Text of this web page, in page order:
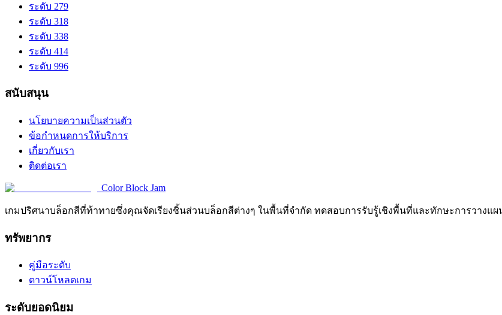
ระดับ 279
ระดับ 318
ระดับ 338
ระดับ 414
ระดับ 996
สนับสนุน
นโยบายความเป็นส่วนตัว
ข้อกำหนดการให้บริการ
เกี่ยวกับเรา
ติดต่อเรา
Color Block Jam
เกมปริศนาบล็อกสีที่ท้าทายซึ่งคุณจัดเรียงชิ้นส่วนบล็อกสีต่างๆ ในพื้นที่จำกัด ทดสอบการรับรู้เชิงพื้นที่และทักษะการวางแผ
ทรัพยากร
คู่มือระดับ
ดาวน์โหลดเกม
ระดับยอดนิยม